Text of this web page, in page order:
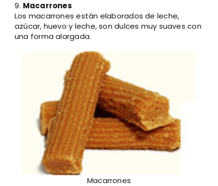
9. Macarrones
Los macarrones están elaborados de leche,
azúcar, huevo y leche, son dulces muy suaves con
una forma alargada.
Macarrones